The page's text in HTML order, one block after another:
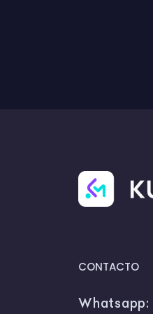
CONTACTO
Whatsapp: